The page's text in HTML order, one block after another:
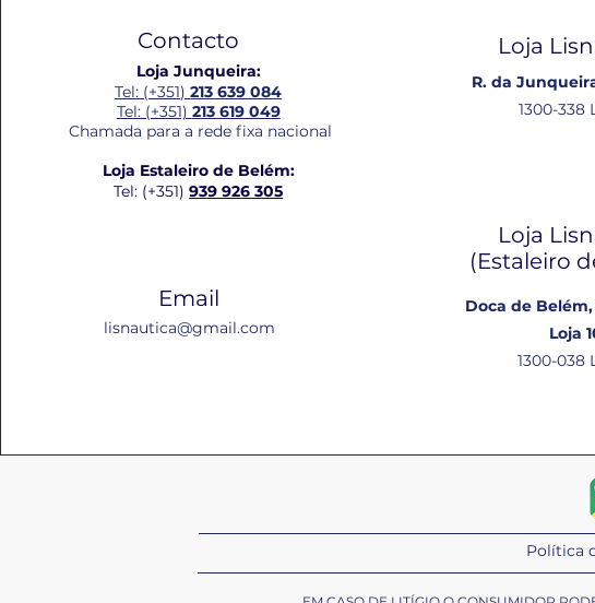
Contacto
Loja Junqueira:
Tel: (+351)213 639 084
Tel: (+351) 213 619 049
Chamada para a rede fixa nacional
Loja Estaleiro de Belém:
Tel: (+351)939 926 305
Email
lisnautica@gmail.com
Loja
R. da
1300-338
Loja
(Estaleiro
Doca de
Loja
1300-038
Política